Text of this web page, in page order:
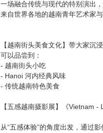
一场融合传统与现代的特别演出
来自世界各地的越南青年艺术家
【越南街头美食文化】带大家沉
可以品尝到：
- 越南街头小吃
- Hanoi 河内经典风味
- 传统越南特色美食
【五感越南摄影展】《Vietnam -
从“五感体验”的角度出发，通过